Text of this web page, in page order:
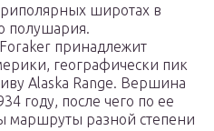
широтах в
полушария.
принадлежит
географически пик
Alaska Range. Вершина
году, после чего по ее
маршруты разной степени